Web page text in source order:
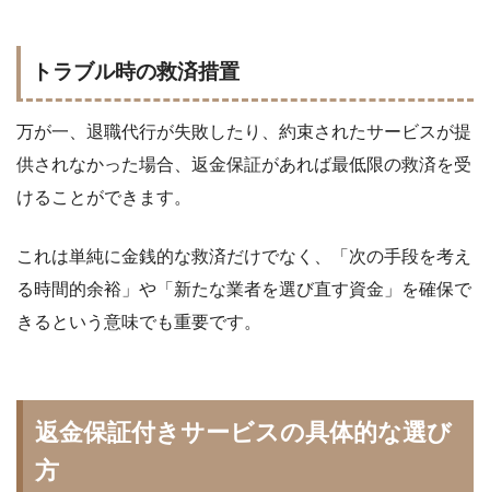
トラブル時の救済措置
万が一、退職代行が失敗したり、約束されたサービスが提
供されなかった場合、返金保証があれば最低限の救済を受
けることができます。
これは単純に金銭的な救済だけでなく、「次の手段を考え
る時間的余裕」や「新たな業者を選び直す資金」を確保で
きるという意味でも重要です。
返金保証付きサービスの具体的な選び
方